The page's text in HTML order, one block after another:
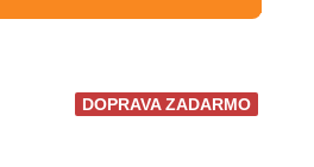
DOPRAVA ZADARMO